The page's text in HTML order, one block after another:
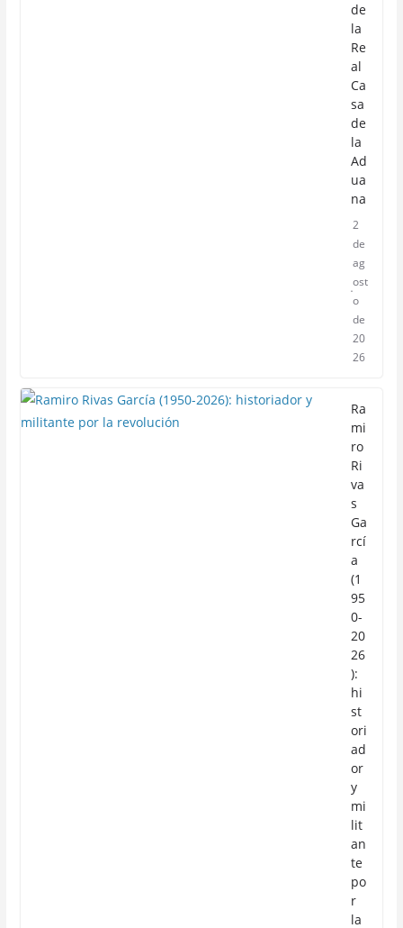
de
la
Re
al
Ca
sa
de
la
Ad
ua
na
2
de
ag
ost
o
de
20
26
Ra
mi
ro
Ri
va
s
Ga
rcí
a
(1
95
0-
20
26
):
hi
st
ori
ad
or
y
mi
lit
an
te
po
r
la